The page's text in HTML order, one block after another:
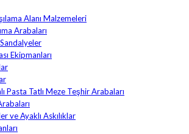
Alanı Malzemeleri
Arabaları
Ekipmanları
Pasta Tatlı Meze Teşhir Arabaları
ve Ayaklı Askılıklar